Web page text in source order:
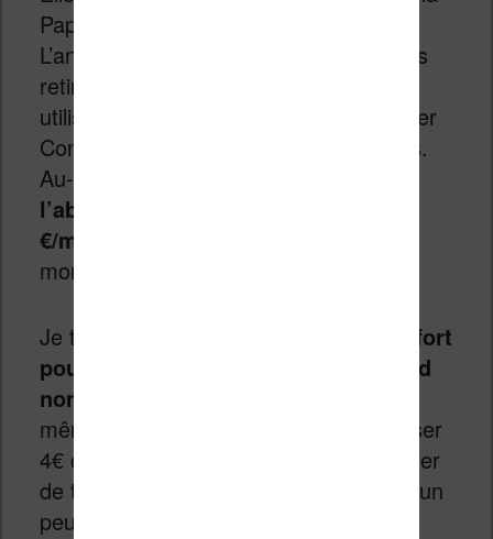
Paper Pro et de la Paper Pro Move.
L’ancienne Remarkable 2 est désormais
retirée du catalogue. Les nouveaux
utilisateurs Remarkable peuvent essayer
Connect gratuitement pendant 50 jours.
Au-delà de la période d’essai,
l’abonnement Connect coûte 3,99
€/mois
moment.
Je trouve que
reMarkable a fait un effort
pour rendre accessible au plus grand
nombre sa nouvelle machine.
même à moins de 400€, il faut débourser
4€ chaque mois (environ) pour bénéficier
de toutes les fonctionnalités ce qui est un
peu cher.